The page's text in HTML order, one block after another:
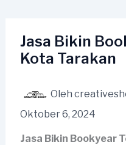
kontenJasa Bikin
Kota Tarakan
Oleh
Oktober 6, 2024
Jasa Bikin Bookyear